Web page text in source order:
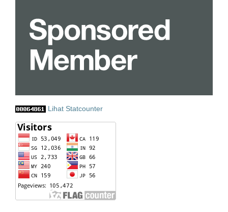
Lihat Statcounter